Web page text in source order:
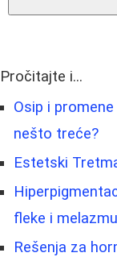
Pročitajte i...
Osip i
nešto treće?
Estetski
fleke i melazmu
Rešenja za